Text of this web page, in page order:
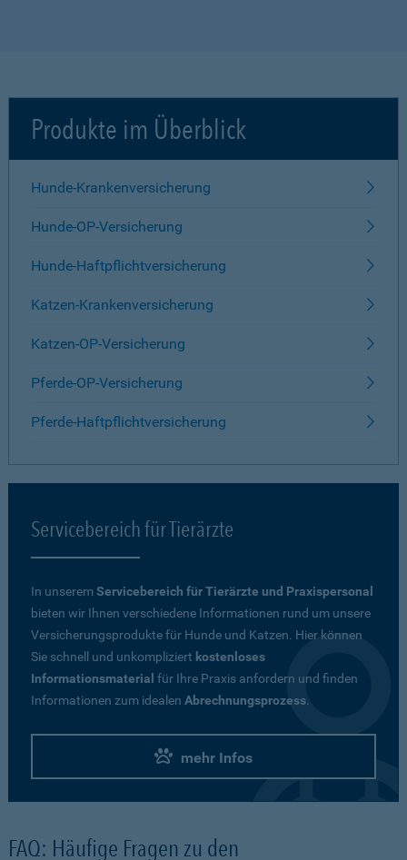
Produkte im Überblick
Hunde-Krankenversicherung
Hunde-OP-Versicherung
Hunde-Haftpflichtversicherung
Katzen-Krankenversicherung
Katzen-OP-Versicherung
Pferde-OP-Versicherung
Pferde-Haftpflichtversicherung
Servicebereich für Tierärzte
In unseremServicebereich für Tierärzte und Praxispersonal
bieten wir Ihnen verschiedene Informationen rund um unsere
Versicherungsprodukte für Hunde und Katzen. Hier können
Sie schnell und unkompliziert kostenloses
Informationsmaterial für Ihre Praxis anfordern und finden
Informationen zum idealen Abrechnungsprozess.
mehr Infos
FAQ: Häufige Fragen zu den